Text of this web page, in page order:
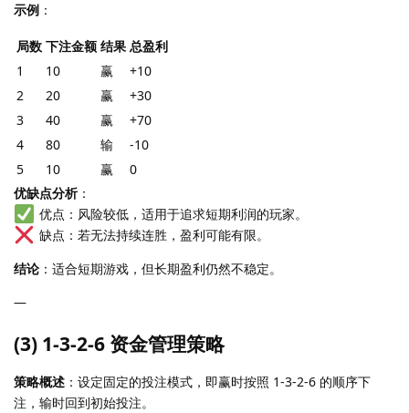
示例 ：
局数 下注金额 结果 总盈利
1
10 赢
+10
2
20 赢
+30
3
40 赢
+70
4
80 输
-10
5
10 赢
0
优缺点分析：
优点：风险较低，适用于追求短期利润的玩家。
缺点：若无法持续连胜，盈利可能有限。
结论 ：适合短期游戏，但长期盈利仍然不稳定。
—
(3) 1-3-2-6 资金管理策略
策略概述 ：设定固定的投注模式，即赢时按照 1-3-2-6 的顺序下
注，输时回到初始投注。